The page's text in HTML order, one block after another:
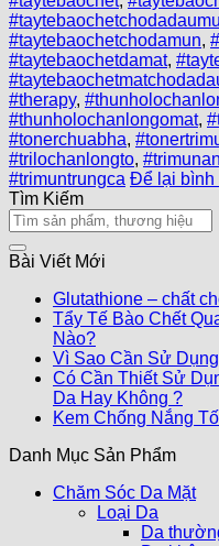
#taytebaochetchodamun,
#taytebaochetdamat,
#therapy,
#thunholochanlongomat,
#tonerchuabha,
#trilochanlongto, #trimunan
#trimuntrungca Để lại bình
Tìm Kiếm
Bài Viết Mới
Glutathione – chất
Tẩy Tế Bào Chết
Nào?
Vì Sao Cần Sử
Có Cần Thiết Sử
Da Hay Không ?
Kem Chống Nắng
Danh Mục Sản Phẩm
Chăm Sóc Da Mặt
Loại Da
Da